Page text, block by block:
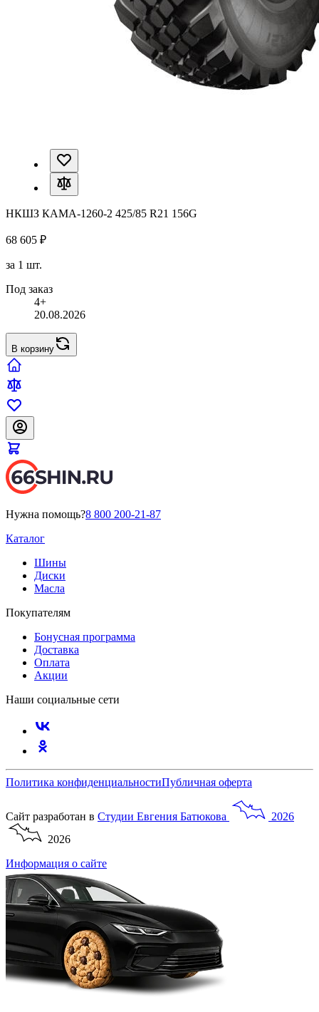
НКШЗ КАМА-1260-2 425/85 R21 156G
68 605 ₽
за 1 шт.
Под заказ
4+
20.08.2026
В корзину
Нужна помощь?8 800 200-21-87
Каталог
Шины
Диски
Масла
Покупателям
Бонусная программа
Доставка
Оплата
Акции
Наши социальные сети
Политика конфиденциальностиПубличная оферта
Сайт разработан в Студии Евгения Батюкова
2026
2026
Информация о сайте